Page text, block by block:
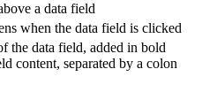
a data field
when the data field is clicked
the data field, added in bold
content, separated by a colon